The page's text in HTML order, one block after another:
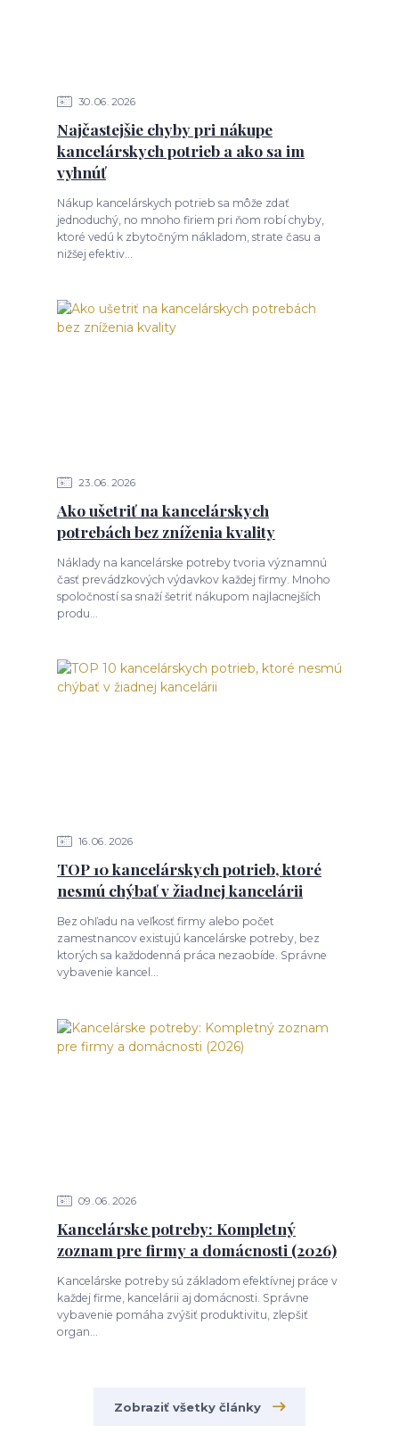
30 06 2026
Najčastejšie chyby pri nákupe
kancelárskych potrieb a ako sa im
vyhnúť
Nákup kancelárskych potrieb sa môže zdať
jednoduchý, no mnoho firiem pri ňom robí chyby,
ktoré vedú k zbytočným nákladom, strate času a
nižšej efektiv...
23 06 2026
Ako ušetriť na kancelárskych
potrebách bez zníženia kvality
Náklady na kancelárske potreby tvoria významnú
časť prevádzkových výdavkov každej firmy. Mnoho
spoločností sa snaží šetriť nákupom najlacnejších
produ...
16 06 2026
TOP 10 kancelárskych potrieb, ktoré
nesmú chýbať v žiadnej kancelárii
Bez ohľadu na veľkosť firmy alebo počet
zamestnancov existujú kancelárske potreby, bez
ktorých sa každodenná práca nezaobíde. Správne
vybavenie kancel...
09 06 2026
Kancelárske potreby: Kompletný
zoznam pre firmy a domácnosti (2026)
Kancelárske potreby sú základom efektívnej práce v
každej firme, kancelárii aj domácnosti. Správne
vybavenie pomáha zvýšiť produktivitu, zlepšiť
organ...
Zobraziť všetky články